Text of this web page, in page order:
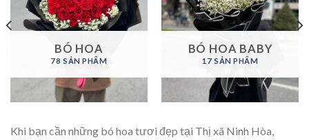
BÓ HOA
78 SẢN PHẨM
BÓ HOA BABY
17 SẢN PHẨM
Khi bạn cần những bó hoa tươi đẹp tại Thị xã Ninh Hòa,